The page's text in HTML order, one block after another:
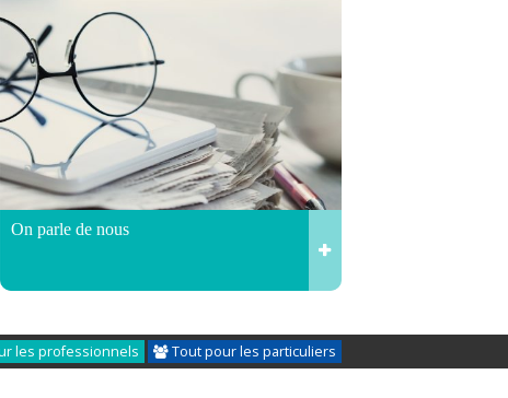
On parle de nous
les professionnels Tout pour les particuliers